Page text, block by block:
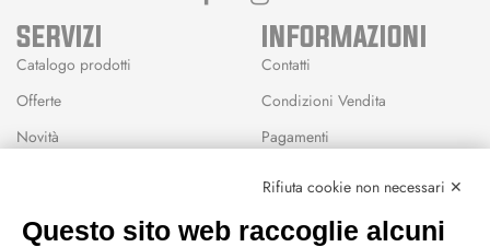
SERVIZI
Catalogo prodotti
Offerte
Novità
INFORMAZIONI
Contatti
Condizioni Vendita
Pagamenti
Rifiuta cookie non necessari ✕
Questo sito web raccoglie alcuni